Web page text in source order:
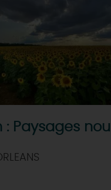
: Paysages